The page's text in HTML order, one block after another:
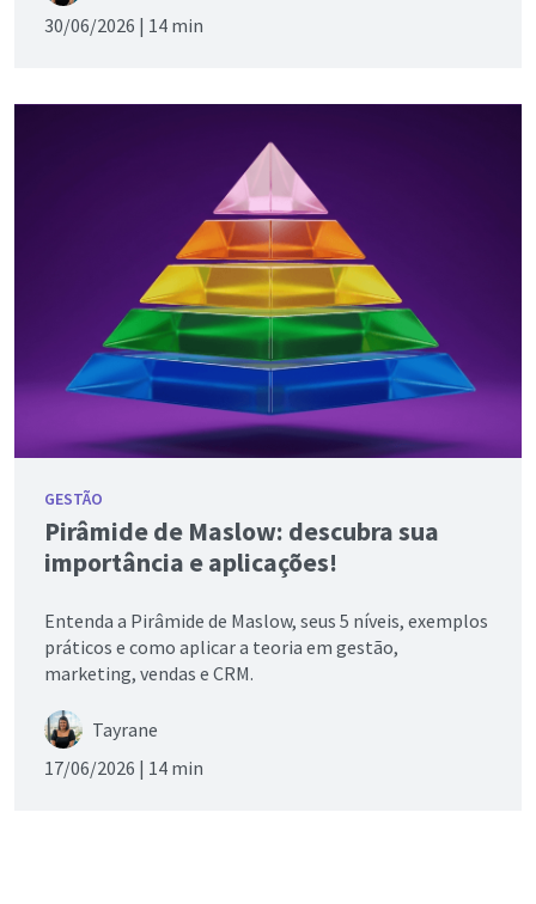
30/06/2026 | 14 min
GESTÃO
Pirâmide de Maslow: descubra sua
importância e aplicações!
Entenda a Pirâmide de Maslow, seus 5 níveis, exemplos
práticos e como aplicar a teoria em gestão,
marketing, vendas e CRM.
Tayrane
17/06/2026 | 14 min